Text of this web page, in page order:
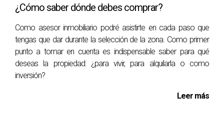
¿Cómo saber dónde debes comprar?
Como asesor inmobiliario podré asistirte en cada paso que
tengas que dar durante la selección de la zona. Como primer
punto a tomar en cuenta es indispensable saber para qué
deseas la propiedad: ¿para vivir, para alquilarla o como
inversión?
Leer más